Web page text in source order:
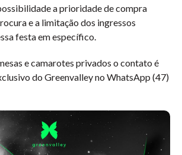
a prioridade de compra
e a limitação dos ingressos
festa em específico.
e camarotes privados o contato é
do Greenvalley no WhatsApp (47)